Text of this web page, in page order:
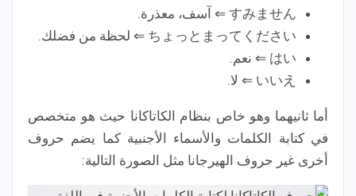
すみません ⇐ آسف، معذرة.
ちょっとまってください ⇐ لحظة من فضلك.
はい ⇐ نعم.
いいえ ⇐ لا.
أما ثانيهما وهو خاص بنظام الكاتاكانا حيث هو متخصص
في كتابة الكلمات والأسماء الأجنبية كما يضم حروف
أخرى غير حروف الهيرجانا مثل الصورة التالية: